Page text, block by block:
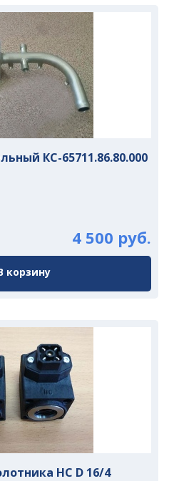
КС-65711.86.80.000
4 500 руб.
корзину
HC D 16/4